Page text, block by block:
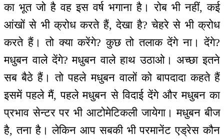
का भूत जो है वह इस वर्ष भगाना है। रोब भी नहीं, कई
आंखों से भी क्रोध करते हैं, देखा है? चेहरे से भी क्रोध
करते हैं। तो क्या करेंगे? कुछ तो तलाक देंगे ना। देंगे?
मधुबन वाले देंगे? मधुबन वाले हाथ उठाओ। अच्छा इतने
सब बैठे हैं। तो पहले मधुबन वालों को बापदादा कहते हैं
इसमें पहले मैं, पहले मधुबन से विदाई देंगे और मधुबन का
प्रभाव सेन्टर पर भी आटोमेटिकली जायेगा। मधुबन बीज
है, तना है। लेकिन आप सबकी भी परमानेंट एड्रेस कौन